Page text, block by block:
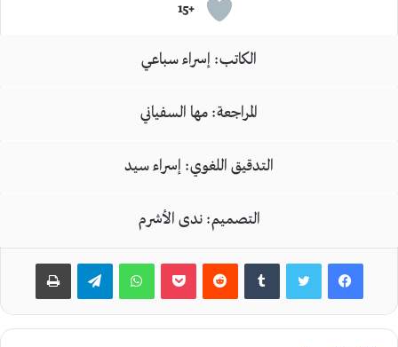
+15
الكاتب: إسراء سباعي
المراجعة: مها السفياني
التدقيق اللغوي: إسراء سيد
التصميم: ندى الأشرم
‏Tumblr
‏Reddit بوكيت واتساب تيلقرام طباعة